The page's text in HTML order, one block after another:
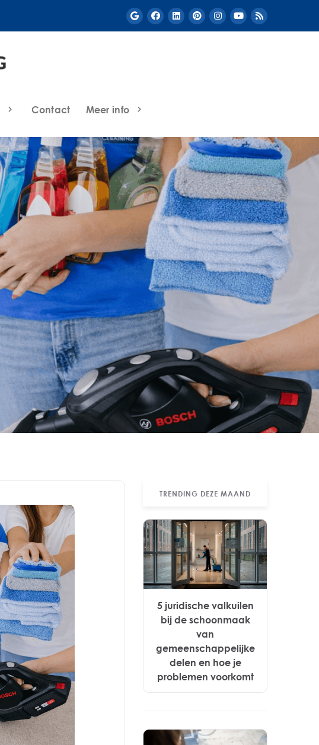
Contact Meer info
TRENDING DEZE MAAND
5 juridische valkuilen
bij de schoonmaak
van
gemeenschappelijke
delen en hoe je
problemen voorkomt